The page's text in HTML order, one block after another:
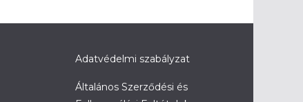
Adatvédelmi szabályzat
Általános Szerződési és